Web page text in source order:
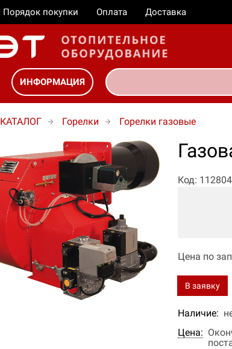
Порядок покупки Оплата Доставка
ИНФОРМАЦИЯ
КАТАЛОГ Горелки Горелки газовые
Код:
Цена по
В заявку
Наличие:
Цена: